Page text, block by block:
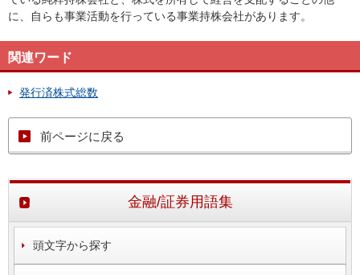
に、自らも事業活動を行っている事業持株会社があります。
関連ワード
発行済株式総数
前ページに戻る
金融/証券用語集
頭文字から探す